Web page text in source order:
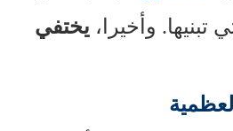
وأخيرا، يختفي